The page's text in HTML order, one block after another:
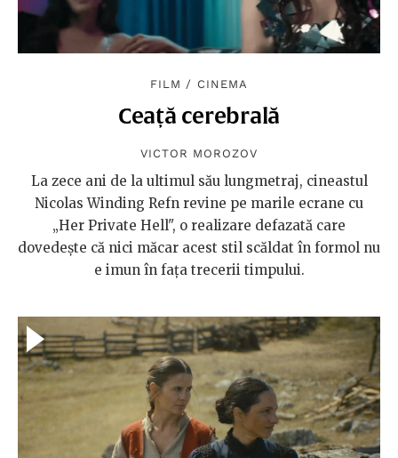
FILM / CINEMA
Ceață cerebrală
VICTOR MOROZOV
La zece ani de la ultimul său lungmetraj, cineastul
Nicolas Winding Refn revine pe marile ecrane cu
„Her Private Hell", o realizare defazată care
dovedește că nici măcar acest stil scăldat în formol nu
e imun în fața trecerii timpului.